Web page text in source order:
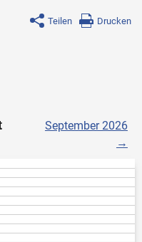
Teilen Drucken
September 2026
→